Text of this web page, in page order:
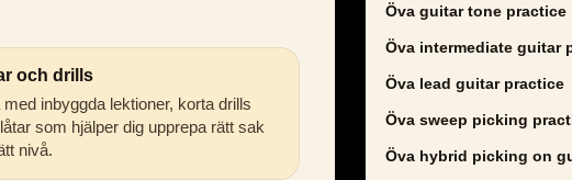
och drills
inbyggda lektioner, korta drills
som hjälper dig upprepa rätt sak
nivå.
Öva guitar tone practice
Öva intermediate guitar
Öva lead guitar practice
Öva sweep picking
Öva hybrid picking on